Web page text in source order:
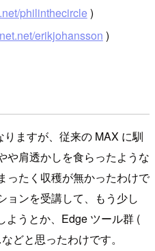
philinthecircle)
erikjohansson )
ますが、従来の MAX に馴
や肩透かしを食らったような
ったく収穫が無かったわけで
ョンを受講して、もう少し
ようとか、Edge ツール群 (
どと思ったわけです。